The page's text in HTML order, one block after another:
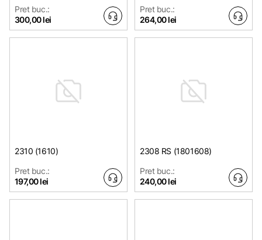
Pret buc.:
300,00 lei
Pret buc.:
264,00 lei
2310 (1610)
Pret buc.:
197,00 lei
2308 RS (1801608)
Pret buc.:
240,00 lei